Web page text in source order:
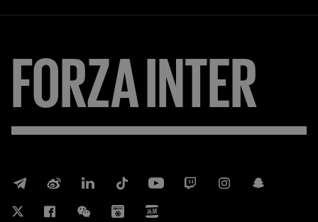
FORZAINTER